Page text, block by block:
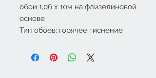
обои 1,06 x 10м на флизелиновой
основе
Тип обоев: горячее тиснение